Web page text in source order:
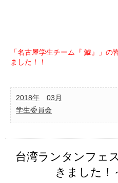
「名古屋学生チーム『 鯱』」
ました！！
2018年
03月
学生委員会
台湾ランタンフェ
きました！